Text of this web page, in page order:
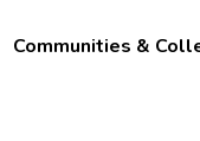
Communities &